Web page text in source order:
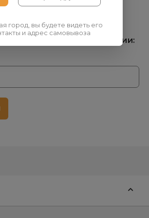
узнать о поступлении:
город, вы будете видеть его
и адрес самовывоза